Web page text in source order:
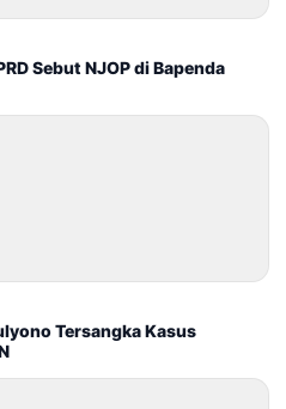
Sebut NJOP di Bapenda
Tersangka Kasus